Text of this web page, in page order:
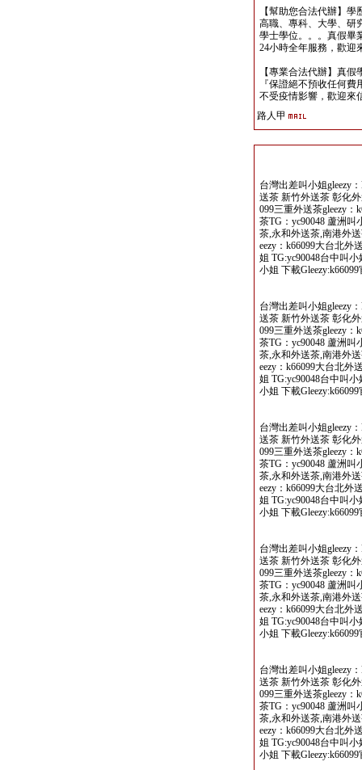
【幫助您合法代辦】
高職、專科、大學、研
學士學位。。。真假畢
24小時全年服務，歡迎
【專業合法代辦】真
『保證絕不預收任何
不受疫情影響，歡迎來
路人甲
台灣出差叫小姐gleezy
送茶 新竹外送茶 彰化
099三重外送茶gleezy
茶TG：yc90048 蘆洲
茶,永和外送茶,南港外
eezy：k66099大台北外
姐 TG:yc90048台中叫
小姐 下載
台灣出差叫小姐gleezy
送茶 新竹外送茶 彰化
099三重外送茶gleezy
茶TG：yc90048 蘆洲
茶,永和外送茶,南港外
eezy：k66099大台北外
姐 TG:yc90048台中叫
小姐 下載
台灣出差叫小姐gleezy
送茶 新竹外送茶 彰化
099三重外送茶gleezy
茶TG：yc90048 蘆洲
茶,永和外送茶,南港外
eezy：k66099大台北外
姐 TG:yc90048台中叫
小姐 下載
台灣出差叫小姐gleezy
送茶 新竹外送茶 彰化
099三重外送茶gleezy
茶TG：yc90048 蘆洲
茶,永和外送茶,南港外
eezy：k66099大台北外
姐 TG:yc90048台中叫
小姐 下載
台灣出差叫小姐gleezy
送茶 新竹外送茶 彰化
099三重外送茶gleezy
茶TG：yc90048 蘆洲
茶,永和外送茶,南港外
eezy：k66099大台北外
姐 TG:yc90048台中叫
小姐 下載